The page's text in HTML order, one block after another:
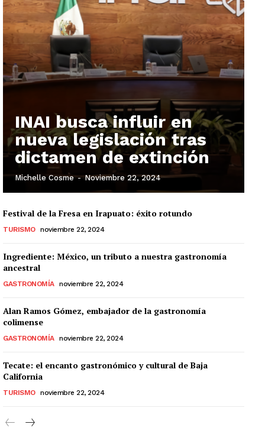
INAI busca influir en
nueva legislación tras
dictamen de extinción
Michelle Cosme - Noviembre 22, 2024
Festival de la Fresa en Irapuato: éxito rotundo
TURISMO noviembre 22, 2024
Ingrediente: México, un tributo a nuestra gastronomía
ancestral
GASTRONOMÍA noviembre 22, 2024
Alan Ramos Gómez, embajador de la gastronomía
colimense
GASTRONOMÍA noviembre 22, 2024
Tecate: el encanto gastronómico y cultural de Baja
California
TURISMO noviembre 22, 2024